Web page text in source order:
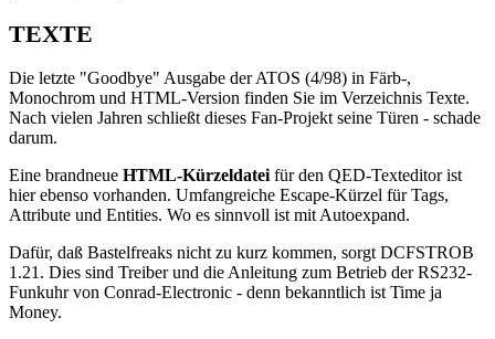
TEXTE
Die letzte "Goodbye" Ausgabe der ATOS (4/98) in Färb-,
Monochrom und HTML-Version finden Sie im Verzeichnis Texte.
Nach vielen Jahren schließt dieses Fan-Projekt seine Türen - schade
darum.
Eine brandneue HTML-Kürzeldatei für den QED-Texteditor ist
hier ebenso vorhanden. Umfangreiche Escape-Kürzel für Tags,
Attribute und Entities. Wo es sinnvoll ist mit Autoexpand.
Dafür, daß Bastelfreaks nicht zu kurz kommen, sorgt DCFSTROB
1.21. Dies sind Treiber und die Anleitung zum Betrieb der RS232-
Funkuhr von Conrad-Electronic - denn bekanntlich ist Time ja
Money.